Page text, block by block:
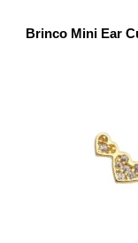
Brinco Mini Ear